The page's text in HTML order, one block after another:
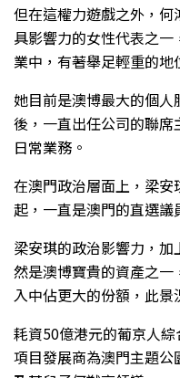
但在這權力遊戲之外，
具影響力的女性代表之
業中，有著舉足輕重的地
她目前是澳博最大的個
後，一直出任公司的聯
日常業務。
在澳門政治層面上，梁
起，一直是澳門的直選議
梁安琪的政治影響力，
然是澳博寶貴的資產之
入中佔更大的份額，此景
耗資50億港元的葡京人
項目發展商為澳門主題